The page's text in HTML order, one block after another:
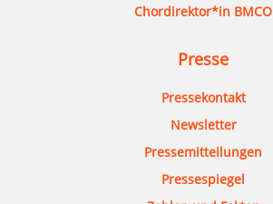
Chordirektor*in BMCO
Presse
Pressekontakt
Newsletter
Pressemitteilungen
Pressespiegel